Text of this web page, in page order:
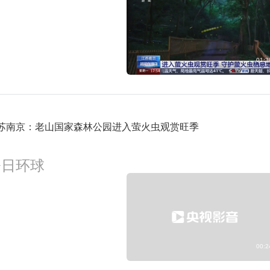
南京：老山国家森林公园进入萤火虫观赏旺季
环球